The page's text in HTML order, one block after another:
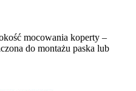
mocowania koperty –
do montażu paska lub